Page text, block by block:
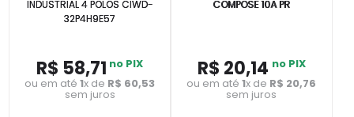
INDUSTRIAL 4 POLOS CIWD-
32P4H9E57
R$ 58,71 no PIX
ou em até1x de R$ 60,53
sem juros
COMPOSE 10A PR
R$ 20,14 no PIX
ou em até1x de R$ 20,76
sem juros